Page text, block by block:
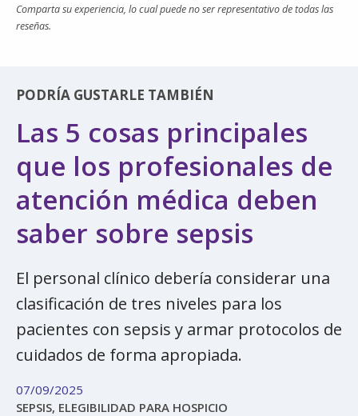
Comparta su experiencia, lo cual puede no ser representativo de todas las
reseñas.
PODRÍA GUSTARLE TAMBIÉN
Las 5 cosas principales
que los profesionales de
atención médica deben
saber sobre sepsis
El personal clínico debería considerar una
clasificación de tres niveles para los
pacientes con sepsis y armar protocolos de
cuidados de forma apropiada.
07/09/2025
SEPSIS, ELEGIBILIDAD PARA HOSPICIO